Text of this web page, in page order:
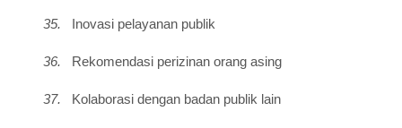
35. Inovasi pelayanan publik
36. Rekomendasi perizinan orang asing
37. Kolaborasi dengan badan publik lain